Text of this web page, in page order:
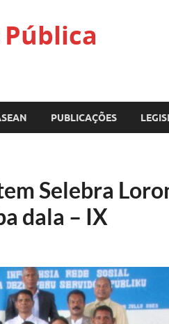
PUBLICAÇÕES
Selebra
dala – IX